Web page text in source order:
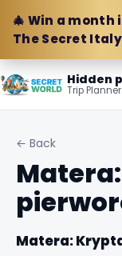
🎄 Win a month
The Secret
Hidden
Trip
← Back
Matera: